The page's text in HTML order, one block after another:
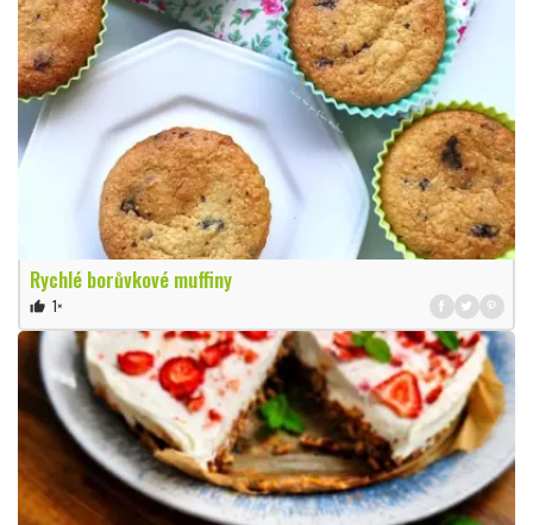
Rychlé borůvkové muffiny
thumb_up 1×